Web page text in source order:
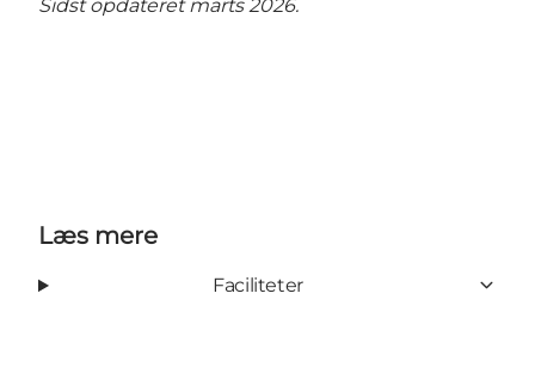
Sidst opdateret marts 2026.
Læs mere
Faciliteter